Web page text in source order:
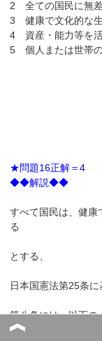
2 全ての国民に無差
3 健康で文化的な生
4 資産・能力等を活
5 個人または世帯の
★問題16正解＝4
◆◆解説◆◆
すべて国民は、健康
る
とする、
日本国憲法第25条に
第八条には、以下